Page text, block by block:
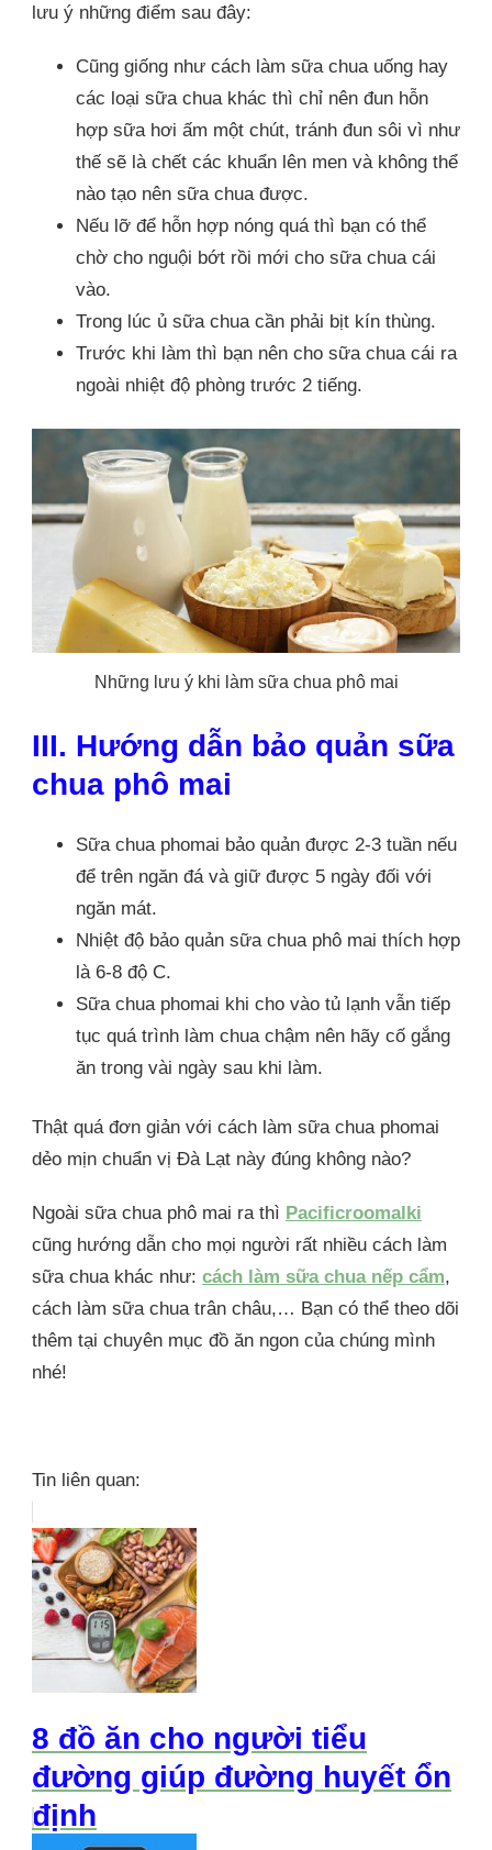
lưu ý những điểm sau đây:
Cũng giống như cách làm sữa chua uống hay
các loại sữa chua khác thì chỉ nên đun hỗn
hợp sữa hơi ấm một chút, tránh đun sôi vì như
thế sẽ là chết các khuẩn lên men và không thể
nào tạo nên sữa chua được.
Nếu lỡ để hỗn hợp nóng quá thì bạn có thể
chờ cho nguội bớt rồi mới cho sữa chua cái
vào.
Trong lúc ủ sữa chua cần phải bịt kín thùng.
Trước khi làm thì bạn nên cho sữa chua cái ra
ngoài nhiệt độ phòng trước 2 tiếng.
Những lưu ý khi làm sữa chua phô mai
III. Hướng dẫn bảo quản sữa
chua phô mai
Sữa chua phomai bảo quản được 2-3 tuần nếu
để trên ngăn đá và giữ được 5 ngày đối với
ngăn mát.
Nhiệt độ bảo quản sữa chua phô mai thích hợp
là 6-8 độ C.
Sữa chua phomai khi cho vào tủ lạnh vẫn tiếp
tục quá trình làm chua chậm nên hãy cố gắng
ăn trong vài ngày sau khi làm.
Thật quá đơn giản với cách làm sữa chua phomai
dẻo mịn chuẩn vị Đà Lạt này đúng không nào?
Ngoài sữa chua phô mai ra thì Pacificroomalki
cũng hướng dẫn cho mọi người rất nhiều cách làm
sữa chua khác như: cách làm sữa chua nếp cẩm,
cách làm sữa chua trân châu,… Bạn có thể theo dõi
thêm tại chuyên mục đồ ăn ngon của chúng mình
nhé!
Tin liên quan:
8 đồ ăn cho người tiểu
đường giúp đường huyết ổn
định